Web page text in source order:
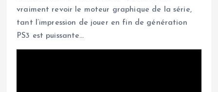
vraiment revoir le moteur graphique de la série,
tant l’impression de jouer en fin de génération
PS3 est puissante…